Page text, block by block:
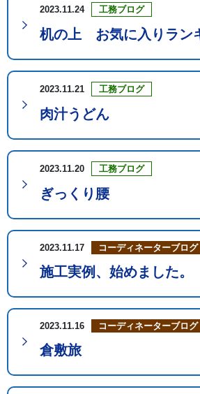
2023.11.24 工務ブログ
机の上 お気に入りラン
2023.11.21 工務ブログ
肉汁うどん
2023.11.20 工務ブログ
ぎっくり腰
2023.11.17 コーディネーターブログ
施工実例、始めました。
2023.11.16 コーディネーターブログ
倉敷旅